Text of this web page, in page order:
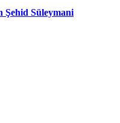
Süleymani